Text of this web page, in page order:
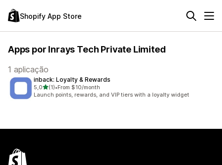
Shopify App Store
Apps por Inrays Tech Private Limited
1 aplicação
inback: Loyalty & Rewards
5,0de 5 estrelas
(1)
1 total de avaliações
•From $10/month
Launch points, rewards, and VIP tiers with a loyalty widget